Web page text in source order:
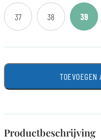
37 38 39
TOEVOEGEN
Productbeschrijving